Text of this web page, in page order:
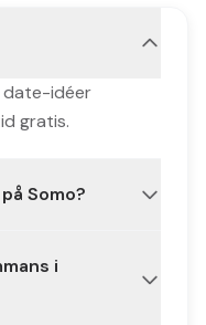
date-idéer
gratis.
Somo?
och
och
i